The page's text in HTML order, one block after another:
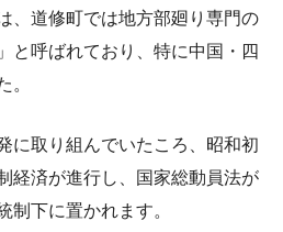
、道修町では地方部廻り専門の
と呼ばれており、特に中国・四
。
に取り組んでいたころ、昭和初
経済が進行し、国家総動員法が
制下に置かれます。